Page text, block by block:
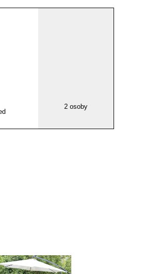
2 osoby